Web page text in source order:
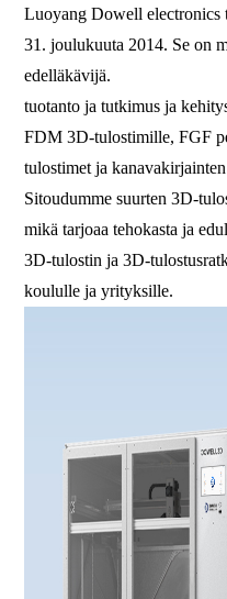
Luoyang Dowell electronics
31. joulukuuta 2014. Se on
edelläkävijä.
tuotanto ja tutkimus ja
FDM 3D-tulostimille, FGF
tulostimet ja
Sitoudumme suurten 3D-
mikä tarjoaa tehokasta ja
3D-tulostin ja 3D-
koululle ja yrityksille.